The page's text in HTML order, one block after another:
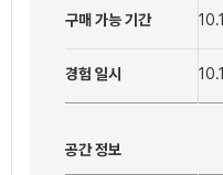
구매 가능 기간
경험 일시
공간 정보